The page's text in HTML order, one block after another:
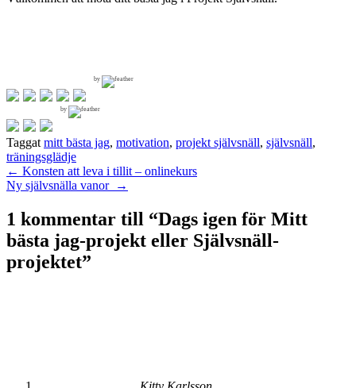
by
by
Taggat mitt bästa jag, motivation, projekt självsnäll, självsnäll,
träningsglädje
Inläggsnavigering
← Konsten att leva i tillit – onlinekurs
Ny självsnälla vanor →
1 kommentar till “Dags igen för Mitt
bästa jag-projekt eller Självsnäll-
projektet”